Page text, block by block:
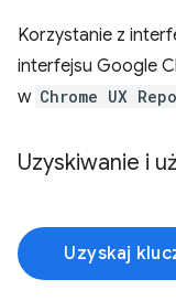
Korzystanie z
interfejsu Google
w Chrome UX
Uzyskiwanie i
Uzyskaj